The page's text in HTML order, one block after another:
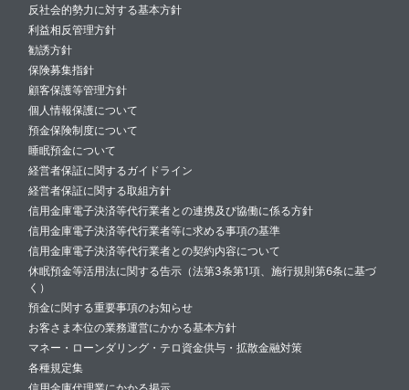
反社会的勢力に対する基本方針
利益相反管理方針
勧誘方針
保険募集指針
顧客保護等管理方針
個人情報保護について
預金保険制度について
睡眠預金について
経営者保証に関するガイドライン
経営者保証に関する取組方針
信用金庫電子決済等代行業者との連携及び協働に係る方針
信用金庫電子決済等代行業者等に求める事項の基準
信用金庫電子決済等代行業者との契約内容について
休眠預金等活用法に関する告示（法第3条第1項、施行規則第6条に基づ
く）
預金に関する重要事項のお知らせ
お客さま本位の業務運営にかかる基本方針
マネー・ローンダリング・テロ資金供与・拡散金融対策
各種規定集